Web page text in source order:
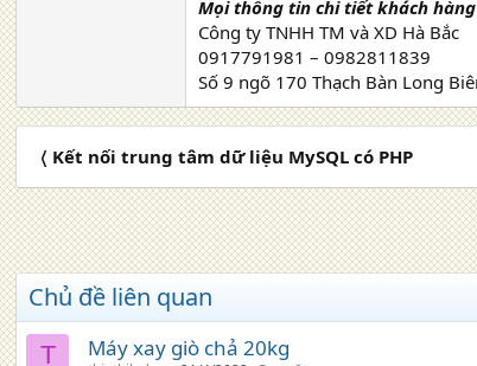
Mọi thông tin chi tiết khách
Công ty TNHH TM và XD Hà Bắc
0917791981 – 0982811839
Số 9 ngõ 170 Thạch Bàn Long
〈 Kết nối trung tâm dữ liệu MySQL có PHP
Chủ đề liên quan
T Máy xay giò chả 20kg